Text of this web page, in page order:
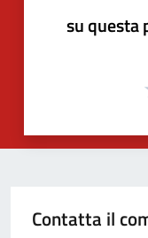
su questa
Contatta il